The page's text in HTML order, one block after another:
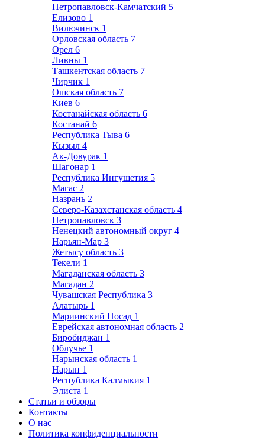
Петропавловск-Камчатский 5
Елизово 1
Вилючинск 1
Орловская область 7
Орел 6
Ливны 1
Ташкентская область 7
Чирчик 1
Ошская область 7
Киев 6
Костанайская область 6
Костанай 6
Республика Тыва 6
Кызыл 4
Ак-Довурак 1
Шагонар 1
Республика Ингушетия 5
Магас 2
Назрань 2
Северо-Казахстанская область 4
Петропавловск 3
Ненецкий автономный округ 4
Нарьян-Мар 3
Жетысу область 3
Текели 1
Магаданская область 3
Магадан 2
Чувашская Республика 3
Алатырь 1
Мариинский Посад 1
Еврейская автономная область 2
Биробиджан 1
Облучье 1
Нарынская область 1
Нарын 1
Республика Калмыкия 1
Элиста 1
Статьи и обзоры
Контакты
О нас
Политика конфиденциальности